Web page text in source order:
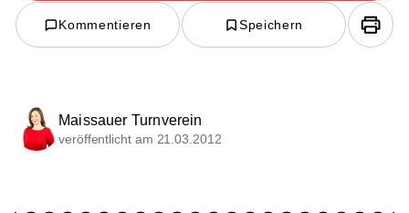
Kommentieren Speichern
Maissauer Turnverein
veröffentlicht am 21.03.2012